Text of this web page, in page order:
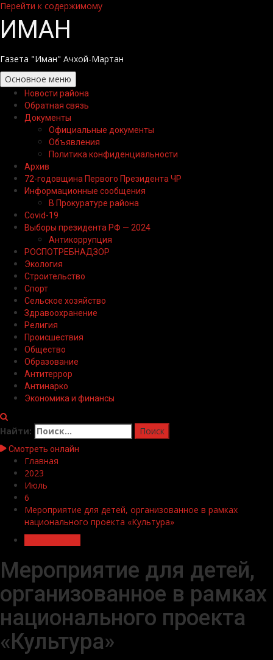
Перейти к содержимому
ИМАН
Газета "Иман" Ачхой-Мартан
Основное меню
Новости района
Обратная связь
Документы
Официальные документы
Объявления
Политика конфиденциальности
Архив
72-годовщина Первого Президента ЧР
Информационные сообщения
В Прокуратуре района
Covid-19
Выборы президента РФ — 2024
Антикоррупция
РОСПОТРЕБНАДЗОР
Экология
Строительство
Спорт
Сельское хозяйство
Здравоохранение
Религия
Происшествия
Общество
Образование
Антитеррор
Антинарко
Экономика и финансы
Найти:
Смотреть онлайн
Главная
2023
Июль
6
Мероприятие для детей, организованное в рамках
национального проекта «Культура»
Мероприятие для детей,
организованное в рамках
национального проекта
«Культура»